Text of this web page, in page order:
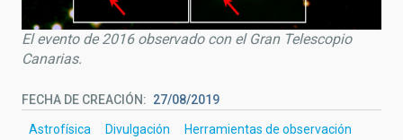
El evento de 2016 observado con el Gran Telescopio
Canarias.
FECHA DE CREACIÓN 27/08/2019
Astrofísica Divulgación
Herramientas de observación